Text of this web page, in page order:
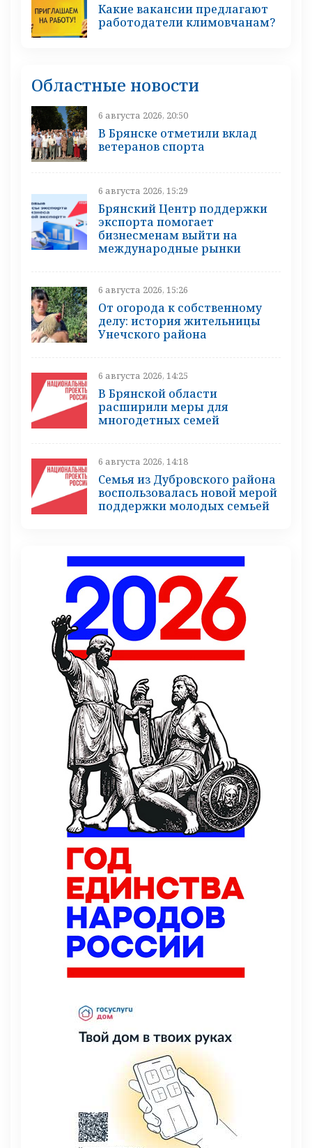
Какие вакансии предлагают
работодатели климовчанам?
Областные новости
6 августа 2026, 20:50
В Брянске отметили вклад
ветеранов спорта
6 августа 2026, 15:29
Брянский Центр поддержки
экспорта помогает
бизнесменам выйти на
международные рынки
6 августа 2026, 15:26
От огорода к собственному
делу: история жительницы
Унечского района
6 августа 2026, 14:25
В Брянской области
расширили меры для
многодетных семей
6 августа 2026, 14:18
Семья из Дубровского района
воспользовалась новой мерой
поддержки молодых семьей